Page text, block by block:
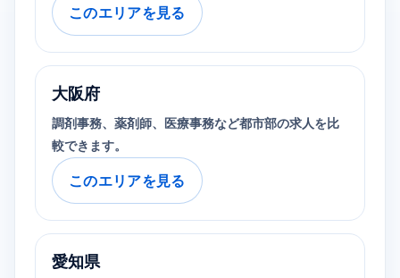
このエリアを見る
大阪府
調剤事務、薬剤師、医療事務など都市部の求人を比
較できます。
このエリアを見る
愛知県